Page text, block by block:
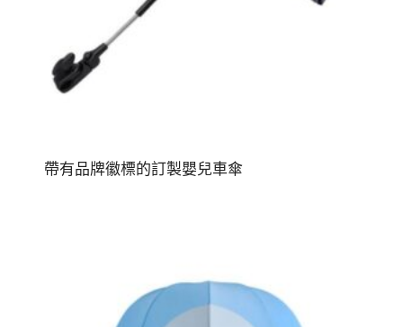
帶有品牌徽標的訂製嬰兒車傘